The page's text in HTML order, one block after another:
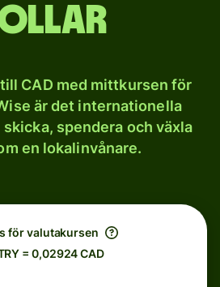
CAD med mittkursen för
är det internationella
spendera och växla
en lokalinvånare.
för valutakursen
= 0,02924 CAD